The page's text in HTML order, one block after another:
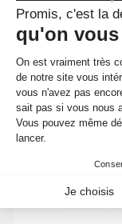
Étape 6 :
d'essai
En
vous faites
identiques,
tarif
des